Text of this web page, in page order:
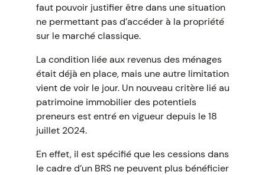
faut pouvoir justifier être dans une situation
ne permettant pas d’accéder à la propriété
sur le marché classique.
La condition liée aux revenus des ménages
était déjà en place, mais une autre limitation
vient de voir le jour. Un nouveau critère lié au
patrimoine immobilier des potentiels
preneurs est entré en vigueur depuis le 18
juillet 2024.
En effet, il est spécifié que les cessions dans
le cadre d’un BRS ne peuvent plus bénéficier